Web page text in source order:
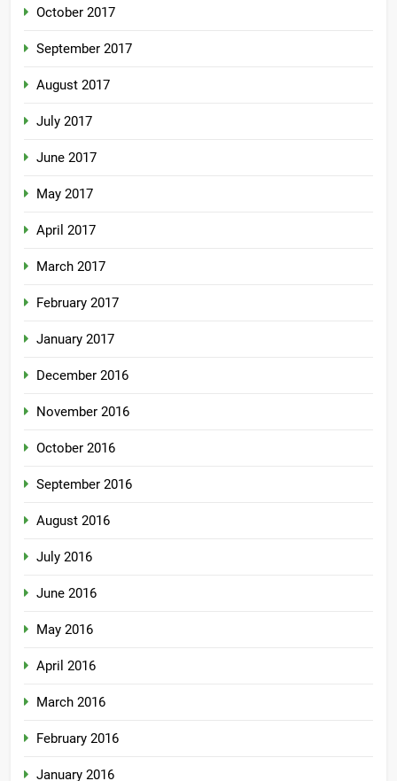
October 2017
September 2017
August 2017
July 2017
June 2017
May 2017
April 2017
March 2017
February 2017
January 2017
December 2016
November 2016
October 2016
September 2016
August 2016
July 2016
June 2016
May 2016
April 2016
March 2016
February 2016
January 2016